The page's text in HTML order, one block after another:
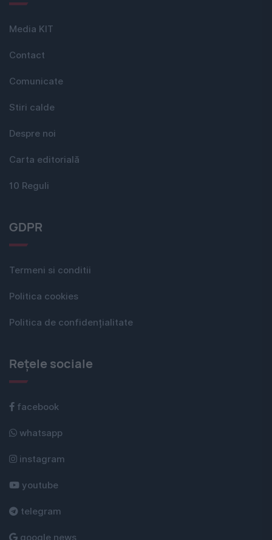
Media KIT
Contact
Comunicate
Stiri calde
Despre noi
Carta editorială
10 Reguli
GDPR
Termeni si conditii
Politica cookies
Politica de confidențialitate
Rețele sociale
facebook
whatsapp
instagram
youtube
telegram
google news